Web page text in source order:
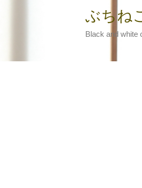
ぶちね
Black and white